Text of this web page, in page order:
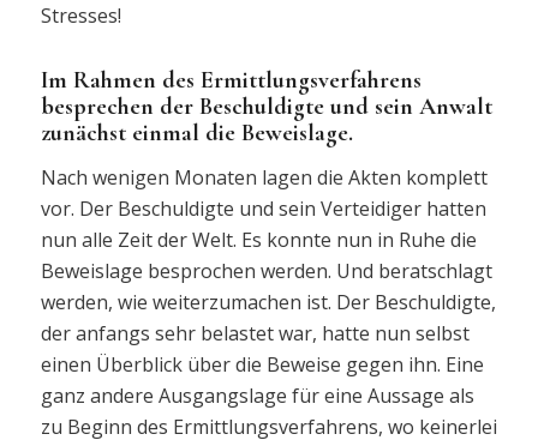
Stresses!
Im Rahmen des Ermittlungsverfahrens
besprechen der Beschuldigte und sein Anwalt
zunächst einmal die Beweislage.
Nach wenigen Monaten lagen die Akten komplett
vor. Der Beschuldigte und sein Verteidiger hatten
nun alle Zeit der Welt. Es konnte nun in Ruhe die
Beweislage besprochen werden. Und beratschlagt
werden, wie weiterzumachen ist. Der Beschuldigte,
der anfangs sehr belastet war, hatte nun selbst
einen Überblick über die Beweise gegen ihn. Eine
ganz andere Ausgangslage für eine Aussage als
zu Beginn des Ermittlungsverfahrens, wo keinerlei